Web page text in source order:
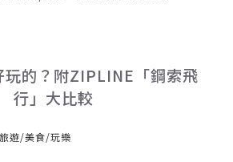
玩的？附ZIPLINE「鋼索飛
行」大比較
旅遊/美食/玩樂